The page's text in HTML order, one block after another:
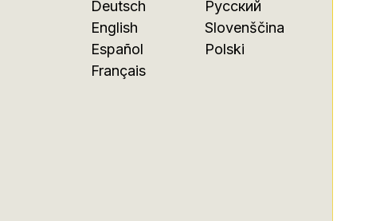
Deutsch
English
Español
Français
Русский
Slovenščina
Polski